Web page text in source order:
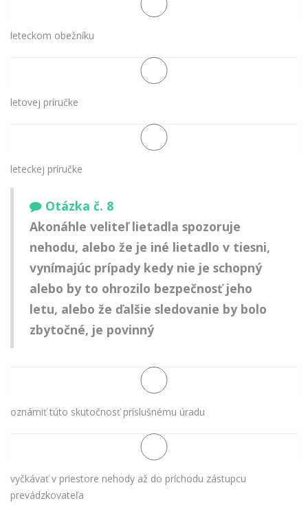
leteckom obežníku
letovej príručke
leteckej príručke
Otázka č. 8
Akonáhle veliteľ lietadla spozoruje
nehodu, alebo že je iné lietadlo v tiesni,
vynímajúc prípady kedy nie je schopný
alebo by to ohrozilo bezpečnosť jeho
letu, alebo že ďalšie sledovanie by bolo
zbytočné, je povinný
oznámiť túto skutočnosť príslušnému úradu
vyčkávať v priestore nehody až do príchodu zástupcu
prevádzkovateľa